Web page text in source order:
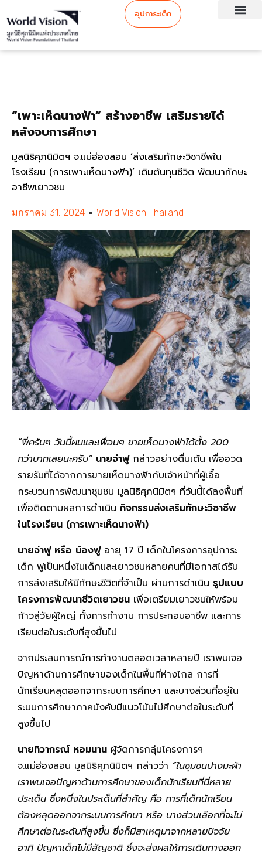
อุปการะเด็ก
“เพาะเห็ดนางฟ้า” สร้างอาชีพ เสริมรายได้
หลังจบการศึกษา
มูลนิธิศุภนิมิตฯ จ.แม่ฮ่องสอน ‘ส่งเสริมทักษะวิชาชีพใน
โรงเรียน (การเพาะเห็ดนางฟ้า)’ เติมต้นทุนชีวิต พัฒนาทักษะ
อาชีพเยาวชน
มกราคม 31, 2024 World Vision Thailand
“พี่ครับๆ วันนี้ผมและเพื่อนๆ ขายเห็ดนางฟ้าได้ตั้ง 200
กว่าบาทเลยนะครับ” นายจ่าฟูกล่าวอย่างตื่นเต้น เพื่ออวด
รายรับที่ได้จากการขายเห็ดนางฟ้ากับเจ้าหน้าที่ผู้เอื้อ
กระบวนการพัฒนาชุมชน มูลนิธิศุภนิมิตฯ ที่วันนี้ได้ลงพื้นที่
เพื่อติดตามผลการดำเนิน กิจกรรมส่งเสริมทักษะวิชาชีพ
ในโรงเรียน (การเพาะเห็ดนางฟ้า)
นายจ่าฟู หรือ น้องฟูอายุ 17 ปี เด็กในโครงการอุปการะ
เด็ก ฟูเป็นหนึ่งในเด็กและเยาวชนหลายคนที่มีโอกาสได้รับ
การส่งเสริมให้มีทักษะชีวิตที่จำเป็น ผ่านการดำเนิน รูปแบบ
โครงการพัฒนาชีวิตเยาวชน เพื่อเตรียมเยาวชนให้พร้อม
ก้าวสู่วัยผู้ใหญ่ ทั้งการทำงาน การประกอบอาชีพ และการ
เรียนต่อในระดับที่สูงขึ้นไป
จากประสบการณ์การทำงานตลอดเวลาหลายปี เราพบเจอ
ปัญหาด้านการศึกษาของเด็กในพื้นที่ห่างไกล การที่
นักเรียนหลุดออกจากระบบการศึกษา และบางส่วนที่อยู่ใน
ระบบการศึกษาภาคบังคับมีแนวโน้มไม่ศึกษาต่อในระดับที่
สูงขึ้นไป
นายทิวากรณ์ หอมนาน ผู้จัดการกลุ่มโครงการฯ
จ.แม่ฮ่องสอน มูลนิธิศุภนิมิตฯ กล่าวว่า “ในชุมชนปางมะผ้า
เราพบเจอปัญหาด้านการศึกษาของเด็กนักเรียนที่นี่หลาย
ประเด็น ซึ่งหนึ่งในประเด็นที่สำคัญ คือ การที่เด็กนักเรียน
ต้องหลุดออกจากระบบการศึกษา หรือ บางส่วนเลือกที่จะไม่
ศึกษาต่อในระดับที่สูงขึ้น ซึ่งก็มีสาเหตุมาจากหลายปัจจัย
อาทิ ปัญหาเด็กไม่มีสัญชาติ ซึ่งจะส่งผลให้การเดินทางออก